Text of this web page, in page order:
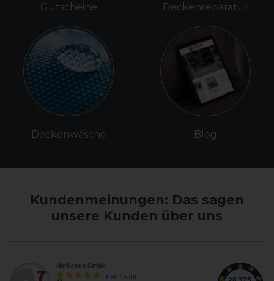
Gutscheine
Deckenwäsche
Deckenreparatur
Blog
Kundenmeinungen: Das sagen
unsere Kunden über uns